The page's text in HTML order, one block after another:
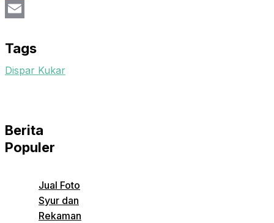
Twitter
Tags
Dispar Kukar
Berita
Populer
Jual Foto
Syur dan
Rekaman